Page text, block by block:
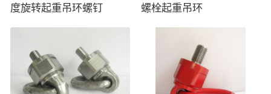
度旋转起重吊环螺钉
螺栓起重吊环